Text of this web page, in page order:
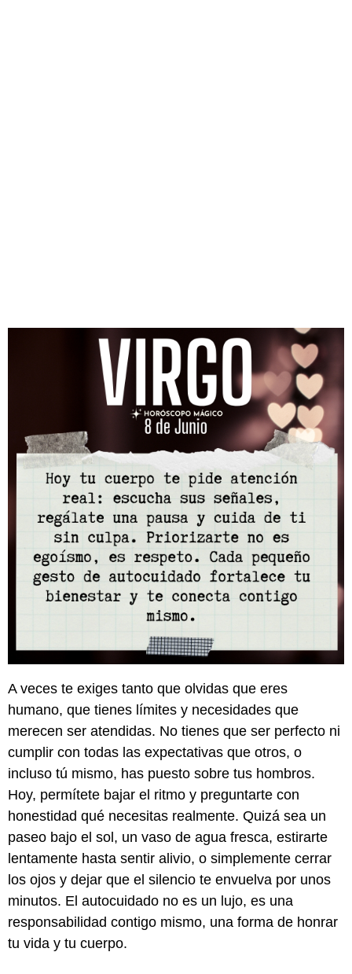
A veces te exiges tanto que olvidas que eres
humano, que tienes límites y necesidades que
merecen ser atendidas. No tienes que ser perfecto ni
cumplir con todas las expectativas que otros, o
incluso tú mismo, has puesto sobre tus hombros.
Hoy, permítete bajar el ritmo y preguntarte con
honestidad qué necesitas realmente. Quizá sea un
paseo bajo el sol, un vaso de agua fresca, estirarte
lentamente hasta sentir alivio, o simplemente cerrar
los ojos y dejar que el silencio te envuelva por unos
minutos. El autocuidado no es un lujo, es una
responsabilidad contigo mismo, una forma de honrar
tu vida y tu cuerpo.